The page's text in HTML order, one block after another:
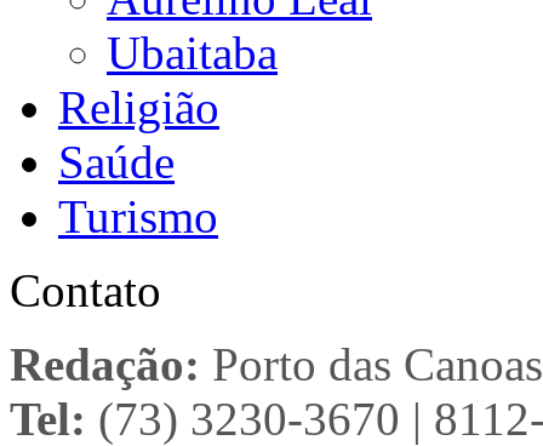
Ubaitaba
Religião
Saúde
Turismo
Contato
Redação: Porto das
Tel: (73) 3230-3670 |